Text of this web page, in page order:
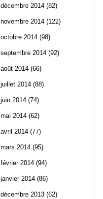
décembre 2014 (82)
novembre 2014 (122)
octobre 2014 (98)
septembre 2014 (92)
août 2014 (66)
juillet 2014 (88)
juin 2014 (74)
mai 2014 (62)
avril 2014 (77)
mars 2014 (95)
février 2014 (94)
janvier 2014 (86)
décembre 2013 (62)